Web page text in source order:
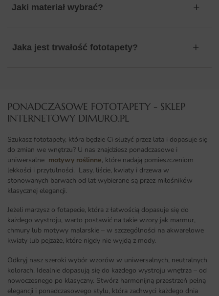
Jaki materiał wybrać?
Jaka jest trwałość fototapety?
PONADCZASOWE FOTOTAPETY - SKLEP
INTERNETOWY DIMURO.PL​
Szukasz fototapety, która będzie Ci służyć przez lata i dopasuje się
do zmian we wnętrzu? U nas znajdziesz ponadczasowe i
uniwersalne motywy roślinne, które nadają pomieszczeniom
lekkości i przytulności. Lasy, liście, kwiaty i drzewa w
stonowanych barwach od lat wybierane są przez miłośników
klasycznej elegancji.
Jeżeli marzysz o fotapecie, która z łatwością dopasuje się do
każdego wystroju, warto postawić na takie wzory jak marmur,
chmury lub motywy malarskie – w szczególności na akwarelowe
kwiaty lub pejzaże, które nigdy nie wyjdą z mody.
Odkryj nasz szeroki wybór wzorów w uniwersalnych, neutralnych
kolorach. Idealnie dopasują się do każdego wystroju wnętrza – od
nowoczesnego po klasyczny. Stwórz harmonijną przestrzeń pełną
elegancji i ponadczasowego stylu, która zachwyci każdego dnia